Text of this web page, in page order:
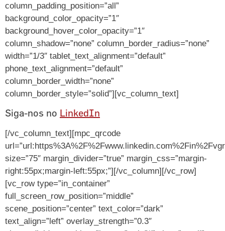
column_padding_position=”all”
background_color_opacity=”1″
background_hover_color_opacity=”1″
column_shadow=”none” column_border_radius=”none”
width=”1/3″ tablet_text_alignment=”default”
phone_text_alignment=”default”
column_border_width=”none”
column_border_style=”solid”][vc_column_text]
Siga-nos no LinkedIn
[/vc_column_text][mpc_qrcode
size=”75″ margin_divider=”true” margin_css=”margin-
right:55px;margin-left:55px;”][/vc_column][/vc_row]
[vc_row type=”in_container”
full_screen_row_position=”middle”
scene_position=”center” text_color=”dark”
text_align=”left” overlay_strength=”0.3″